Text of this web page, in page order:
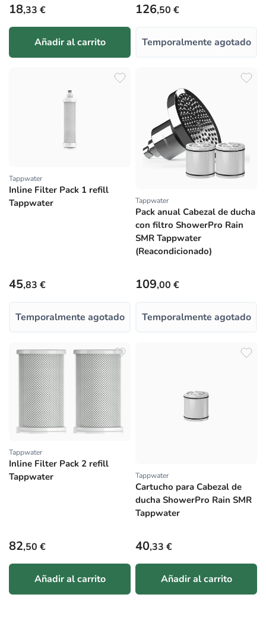
Precio habitual
18,33 €
Añadir al carrito
Precio habitual
126,50 €
Temporalmente agotado
Proveedor:
Tappwater
Inline Filter Pack 1 refill
Tappwater
Precio habitual
45,83 €
Temporalmente agotado
Proveedor:
Tappwater
Pack anual Cabezal de ducha
con filtro ShowerPro Rain
SMR Tappwater
(Reacondicionado)
Precio habitual
109,00 €
Temporalmente agotado
Proveedor:
Tappwater
Inline Filter Pack 2 refill
Tappwater
Precio habitual
82,50 €
Añadir al carrito
Proveedor:
Tappwater
Cartucho para Cabezal de
ducha ShowerPro Rain SMR
Tappwater
Precio habitual
40,33 €
Añadir al carrito